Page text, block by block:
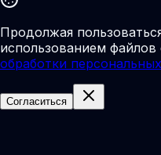
Продолжая
использованием
обработки
Согласиться